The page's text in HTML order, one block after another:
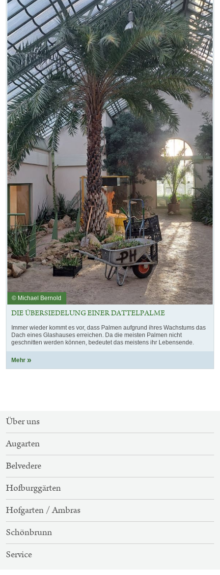
© Michael Bernold
DIE ÜBERSIEDELUNG EINER DATTELPALME
Immer wieder kommt es vor, dass Palmen aufgrund ihres Wachstums das
Dach eines Glashauses erreichen. Da die meisten Palmen nicht
geschnitten werden können, bedeutet das meistens ihr Lebensende.
Mehr
SITEMAP-
NAVIGATION
Über uns
Augarten
Belvedere
Hofburggärten
Hofgarten / Ambras
Schönbrunn
Service